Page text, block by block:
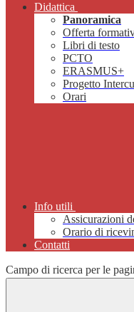
Didattica
Panoramica
Offerta
Libri di testo
PCTO
ERASMUS+
Progetto
Orari
Info utili
Assicurazioni
Orario di
Contatti
Campo di ricerca per le